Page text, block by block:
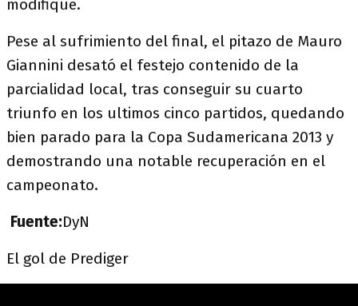
modifique.
Pese al sufrimiento del final, el pitazo de Mauro
Giannini desató el festejo contenido de la
parcialidad local, tras conseguir su cuarto
triunfo en los ultimos cinco partidos, quedando
bien parado para la Copa Sudamericana 2013 y
demostrando una notable recuperación en el
campeonato.
Fuente:DyN
El gol de Prediger